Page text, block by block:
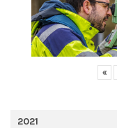
«
2021